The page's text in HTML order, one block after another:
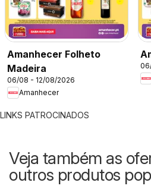
Amanhecer Folheto
Madeira
06/08 - 12/08/2026
Amanhecer
LINKS PATROCINADOS
Veja também as
outros produtos